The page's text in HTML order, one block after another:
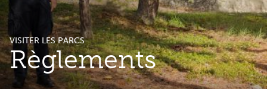
VISITER LES PARCS
Règlements